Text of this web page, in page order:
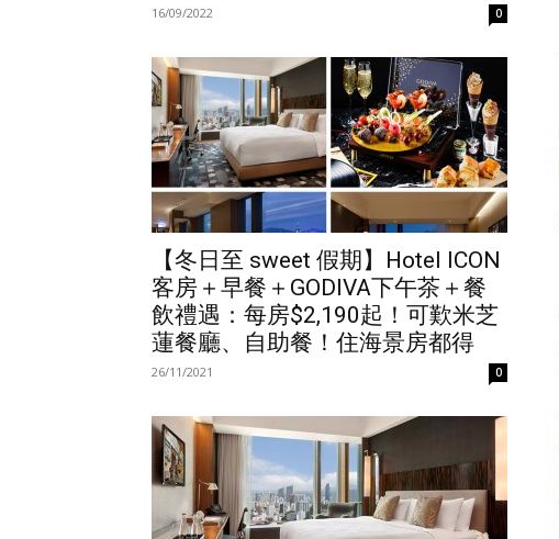
16/09/2022 0
【冬日至 sweet 假期】Hotel ICON
客房＋早餐＋GODIVA下午茶＋餐
飲禮遇：每房$2,190起！可歎米芝
蓮餐廳、自助餐！住海景房都得
26/11/2021 0